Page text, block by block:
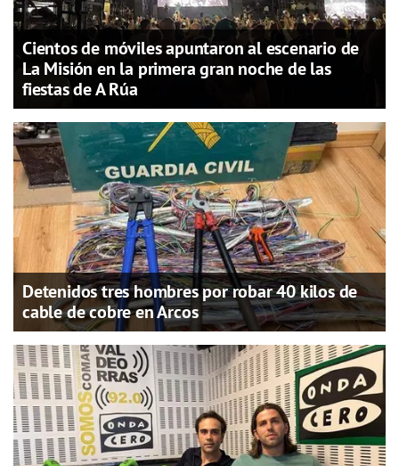
Cientos de móviles apuntaron al escenario de
La Misión en la primera gran noche de las
fiestas de A Rúa
Detenidos tres hombres por robar 40 kilos de
cable de cobre en Arcos